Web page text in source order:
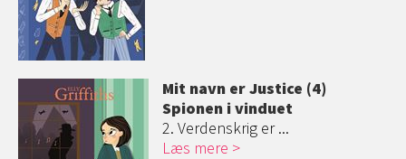
Mit navn er Justice (4)
Spionen i vinduet
2. Verdenskrig er ...
Læs mere